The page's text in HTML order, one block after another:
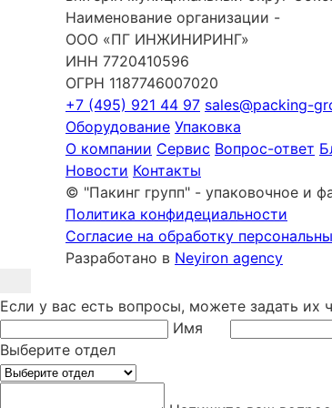
Наименование организации -
ООО «ПГ ИНЖИНИРИНГ»
ИНН 7720410596
ОГРН 1187746007020
+7 (495) 921 44 97 sales@packing-
Оборудование Упаковка
О компании Сервис Вопрос-ответ
Новости Контакты
© "Пакинг групп" - упаковочное и
Политика конфидециальности
Согласие на обработку
Разработано в Neyiron agency
Если у вас есть вопросы, можете задать их
Имя
Выберите отдел